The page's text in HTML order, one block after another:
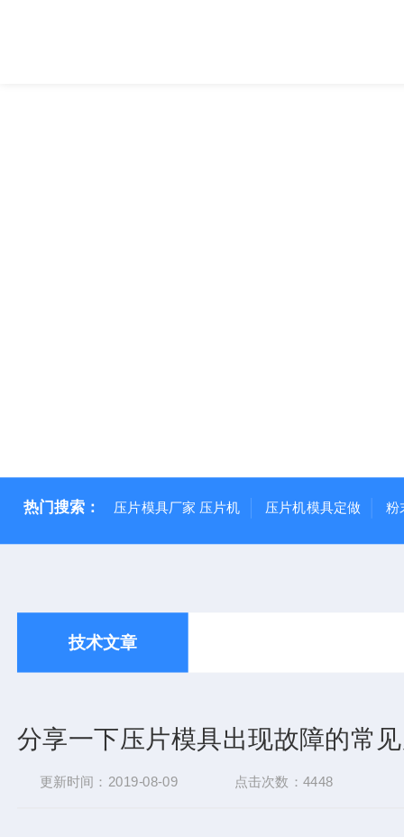
热门搜索： 压片模具厂家 压片机 压片机模具定做 粉
技术文章
分享一下压片模具出现故障的常
更新时间：2019-08-09 点击次数：4448